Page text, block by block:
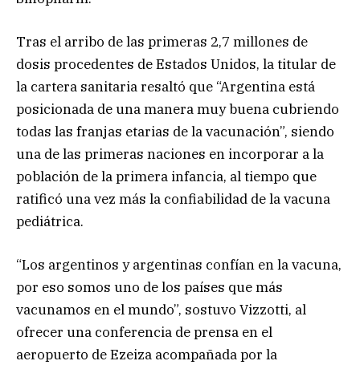
Tras el arribo de las primeras 2,7 millones de
dosis procedentes de Estados Unidos, la titular de
la cartera sanitaria resaltó que “Argentina está
posicionada de una manera muy buena cubriendo
todas las franjas etarias de la vacunación”, siendo
una de las primeras naciones en incorporar a la
población de la primera infancia, al tiempo que
ratificó una vez más la confiabilidad de la vacuna
pediátrica.
“Los argentinos y argentinas confían en la vacuna,
por eso somos uno de los países que más
vacunamos en el mundo”, sostuvo Vizzotti, al
ofrecer una conferencia de prensa en el
aeropuerto de Ezeiza acompañada por la